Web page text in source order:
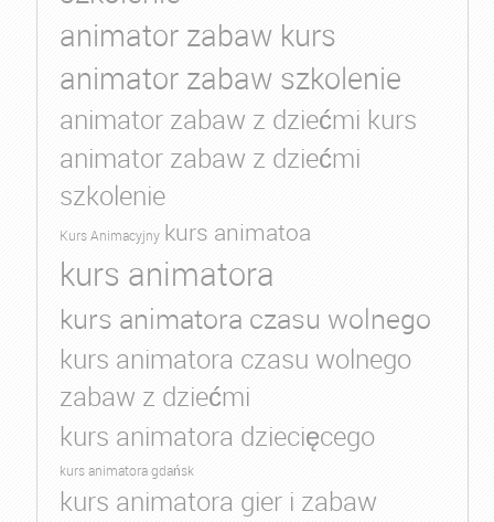
animator zabaw kurs
animator zabaw szkolenie
animator zabaw z dziećmi kurs
animator zabaw z dziećmi
szkolenie
Kurs Animacyjny kurs animatoa
kurs animatora
kurs animatora czasu wolnego
kurs animatora czasu wolnego
zabaw z dziećmi
kurs animatora dziecięcego
kurs animatora gdańsk
kurs animatora gier i zabaw